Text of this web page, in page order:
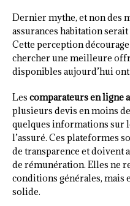
Dernier mythe, et non des
assurances habitation
Cette perception
chercher une meilleure
disponibles aujourd’hui
Les comparateurs en ligne
plusieurs devis en moins
quelques informations sur
l’assuré. Ces plateformes
de transparence et
de rémunération. Elles ne
conditions générales,
solide.